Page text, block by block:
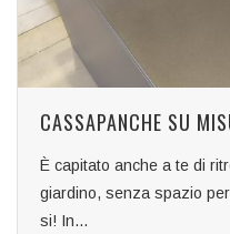
CASSAPANCHE SU
È capitato anche a te di
giardino, senza spazio
si! In...